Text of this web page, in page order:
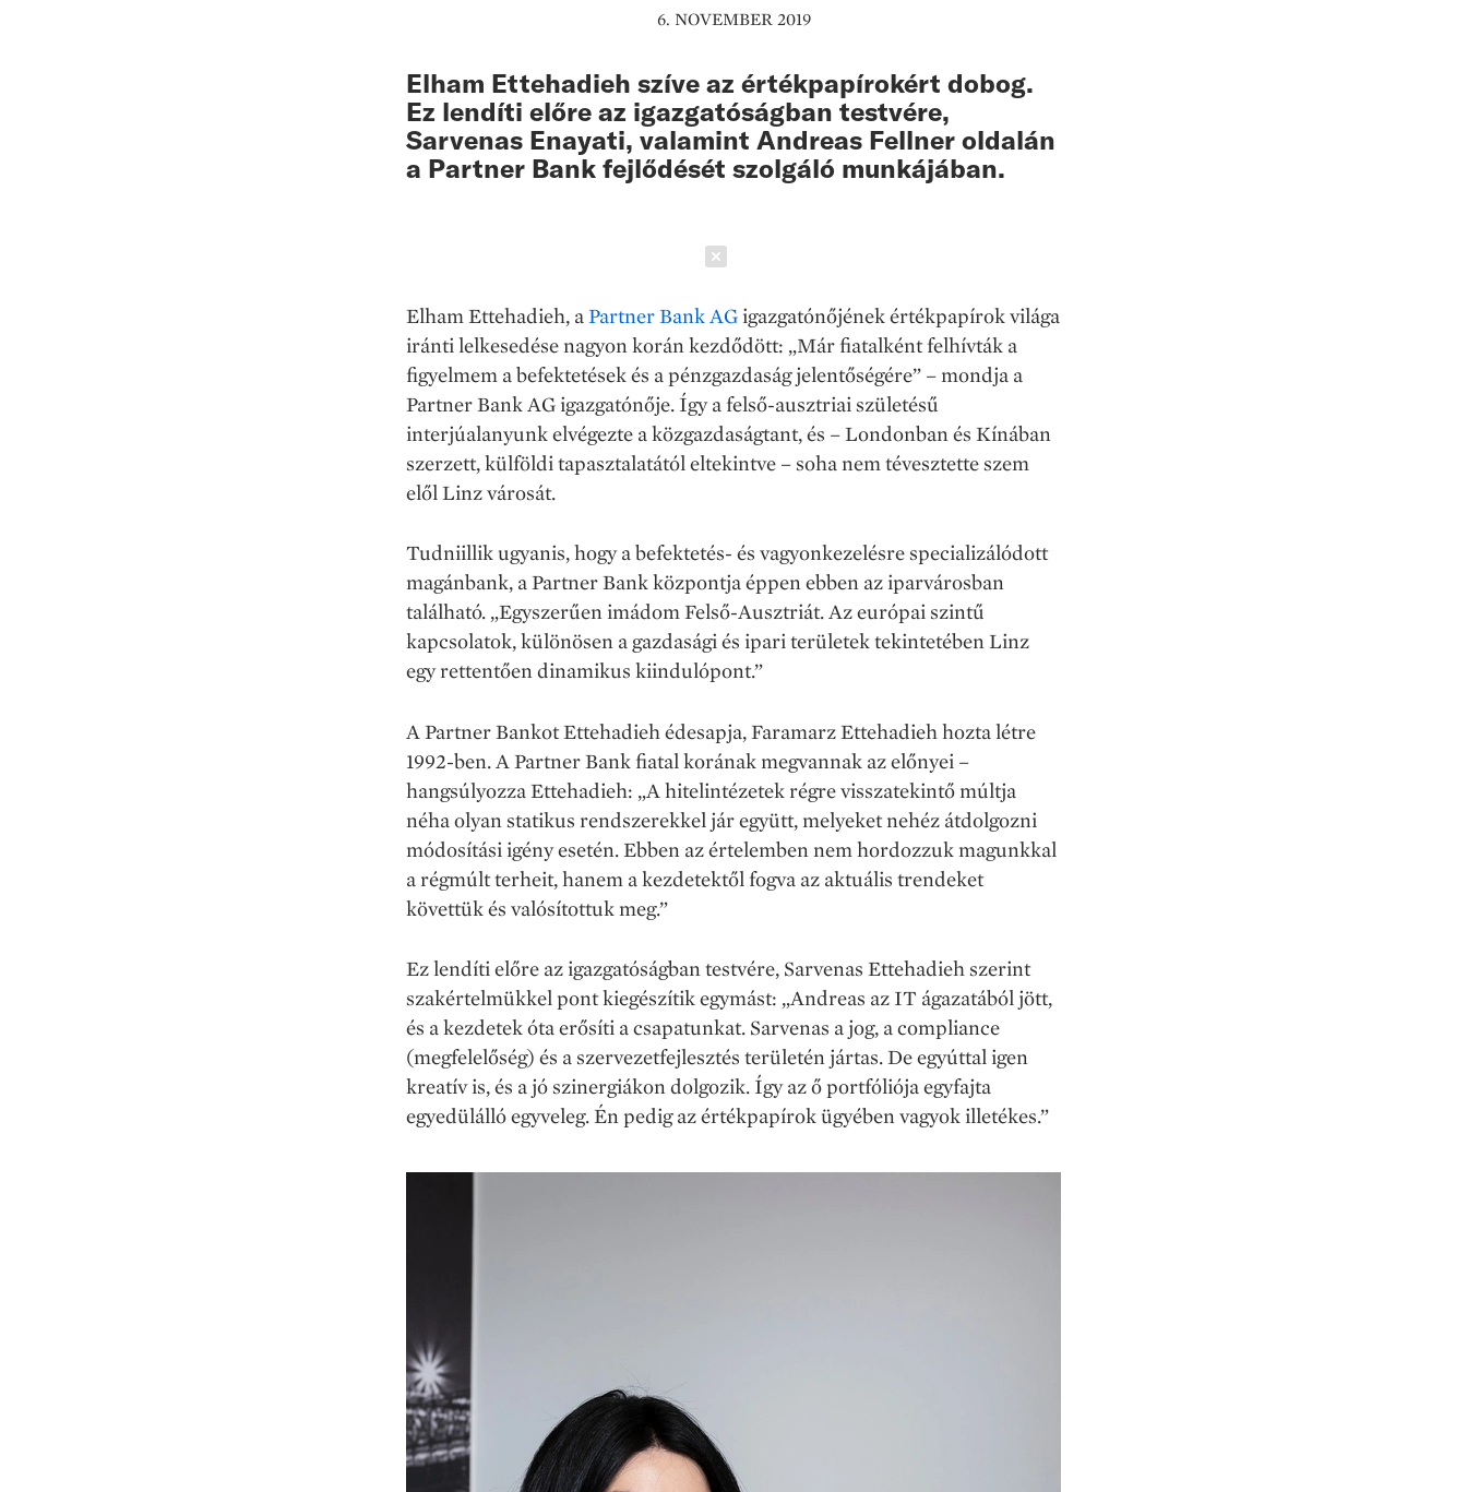
6. NOVEMBER 2019
Elham Ettehadieh szíve az értékpapírokért dobog.
Ez lendíti előre az igazgatóságban testvére,
Sarvenas Enayati, valamint Andreas Fellner oldalán
a Partner Bank fejlődését szolgáló munkájában.
Elham Ettehadieh, a Partner Bank AG igazgatónőjének értékpapírok világa
iránti lelkesedése nagyon korán kezdődött: „Már fiatalként felhívták a
figyelmem a befektetések és a pénzgazdaság jelentőségére” – mondja a
Partner Bank AG igazgatónője. Így a felső-ausztriai születésű
interjúalanyunk elvégezte a közgazdaságtant, és – Londonban és Kínában
szerzett, külföldi tapasztalatától eltekintve – soha nem tévesztette szem
elől Linz városát.
Tudniillik ugyanis, hogy a befektetés- és vagyonkezelésre specializálódott
magánbank, a Partner Bank központja éppen ebben az iparvárosban
található. „Egyszerűen imádom Felső-Ausztriát. Az európai szintű
kapcsolatok, különösen a gazdasági és ipari területek tekintetében Linz
egy rettentően dinamikus kiindulópont.”
A Partner Bankot Ettehadieh édesapja, Faramarz Ettehadieh hozta létre
1992-ben. A Partner Bank fiatal korának megvannak az előnyei –
hangsúlyozza Ettehadieh: „A hitelintézetek régre visszatekintő múltja
néha olyan statikus rendszerekkel jár együtt, melyeket nehéz átdolgozni
módosítási igény esetén. Ebben az értelemben nem hordozzuk magunkkal
a régmúlt terheit, hanem a kezdetektől fogva az aktuális trendeket
követtük és valósítottuk meg.”
Ez lendíti előre az igazgatóságban testvére, Sarvenas Ettehadieh szerint
szakértelmükkel pont kiegészítik egymást: „Andreas az IT ágazatából jött,
és a kezdetek óta erősíti a csapatunkat. Sarvenas a jog, a compliance
(megfelelőség) és a szervezetfejlesztés területén jártas. De egyúttal igen
kreatív is, és a jó szinergiákon dolgozik. Így az ő portfóliója egyfajta
egyedülálló egyveleg. Én pedig az értékpapírok ügyében vagyok illetékes.”